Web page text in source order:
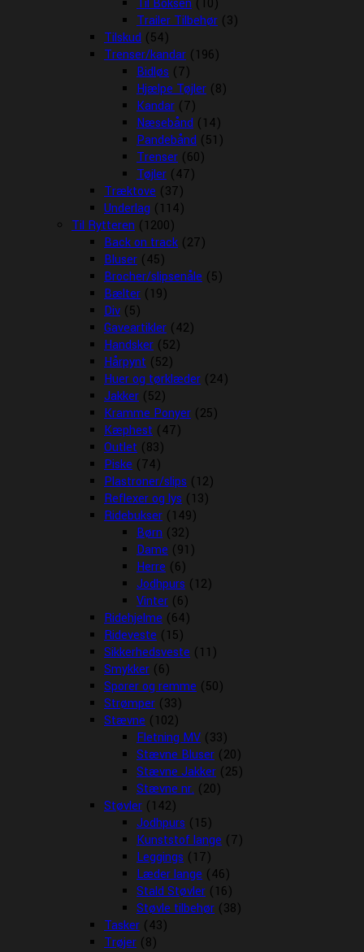
Til Boksen (10)
Trailer Tilbehør (3)
Tilskud (54)
Trenser/kandar (196)
Bidløs (7)
Hjælpe Tøjler (8)
Kandar (7)
Næsebånd (14)
Pandebånd (51)
Trenser (60)
Tøjler (47)
Træktove (37)
Underlag (114)
Til Rytteren (1200)
Back on track (27)
Bluser (45)
Brocher/slipsenåle (5)
Bælter (19)
Div (5)
Gaveartikler (42)
Handsker (52)
Hårpynt (52)
Huer og tørklæder (24)
Jakker (52)
Kramme Ponyer (25)
Kæphest (47)
Outlet (83)
Piske (74)
Plastroner/slips (12)
Reflexer og lys (13)
Ridebukser (149)
Børn (32)
Dame (91)
Herre (6)
Jodhpurs (12)
Vinter (6)
Ridehjelme (64)
Rideveste (15)
Sikkerhedsveste (11)
Smykker (6)
Sporer og remme (50)
Strømper (33)
Stævne (102)
Fletning MV (33)
Stævne Bluser (20)
Stævne Jakker (25)
Stævne nr. (20)
Støvler (142)
Jodhpurs (15)
Kunststof lange (7)
Leggings (17)
Læder lange (46)
Stald Støvler (16)
Støvle tilbehør (38)
Tasker (43)
Trøjer (8)